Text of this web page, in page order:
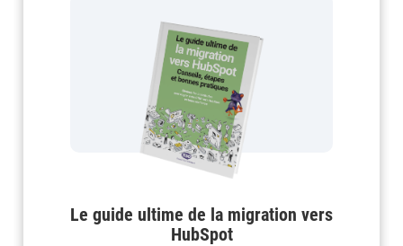
Le guide ultime de la migration vers
HubSpot